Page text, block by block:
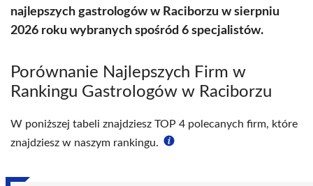
najlepszych gastrologów w Raciborzu w sierpniu
2026 roku wybranych spośród 6 specjalistów.
Porównanie Najlepszych Firm w
Rankingu Gastrologów w Raciborzu
W poniższej tabeli znajdziesz TOP 4 polecanych firm, które
znajdziesz w naszym rankingu.